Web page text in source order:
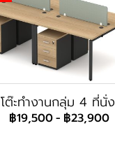
โต๊ะทำงานกลุ่ม 4 ที่นั่ง
฿19,500- ฿23,900